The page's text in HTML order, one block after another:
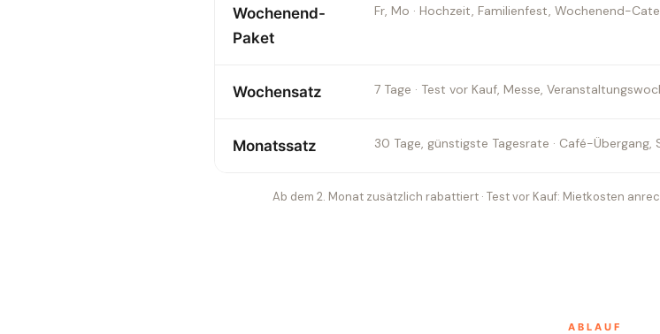
Wochenend-
Paket
Fr, Mo · Hochzeit, Familienfest, Wochenend-
Wochensatz 7 Tage · Test vor Kauf, Messe,
Monatssatz 30 Tage, günstigste Tagesrate · Café-Übergang,
Ab dem 2. Monat zusätzlich rabattiert · Test vor Kauf: Mietkosten
ABLAUF